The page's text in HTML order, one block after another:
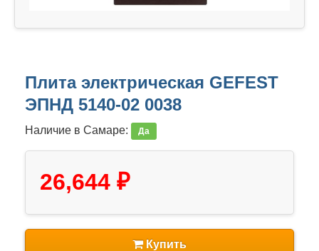
Плита электрическая GEFEST
ЭПНД 5140-02 0038
Наличие в Самаре: Да
26,644 ₽
Купить